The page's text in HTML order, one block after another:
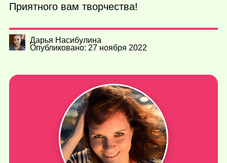
Приятного вам творчества!
Дарья Насибулина
Опубликовано: 27 ноября 2022